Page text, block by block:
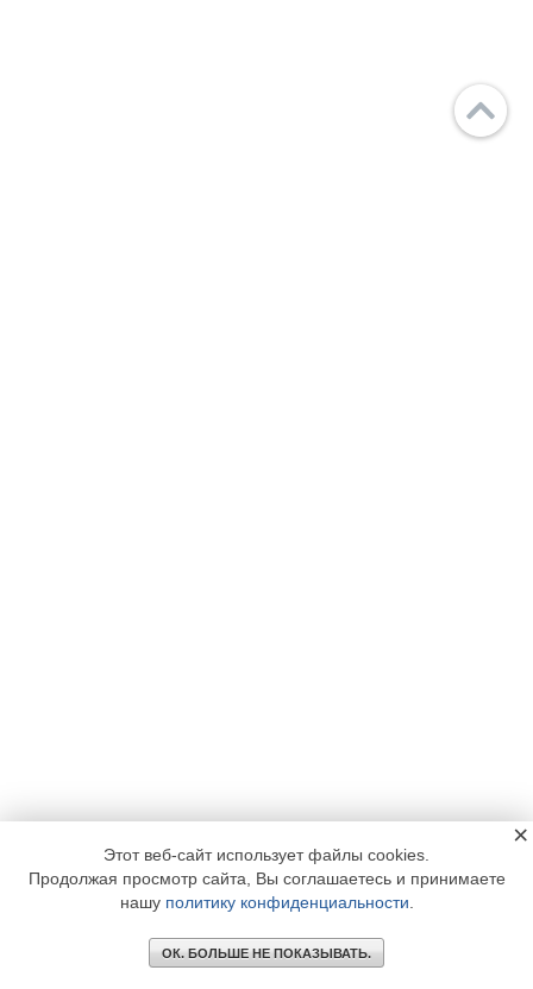
Этот веб-сайт использует файлы cookies.
Продолжая просмотр сайта, Вы соглашаетесь и принимаете
нашу политику конфиденциальности
ОК. БОЛЬШЕ НЕ ПОКАЗЫВАТЬ.
×